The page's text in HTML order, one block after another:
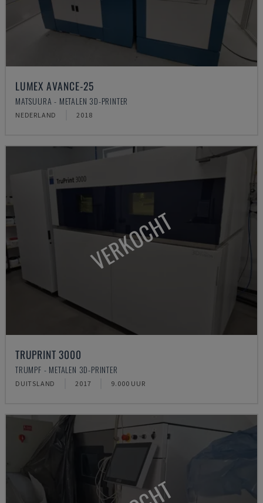
LUMEX AVANCE-25
MATSUURA - METALEN 3D-PRINTER
NEDERLAND 2018
VERKOCHT
TRUPRINT 3000
TRUMPF - METALEN 3D-PRINTER
DUITSLAND 2017 9.000 UUR